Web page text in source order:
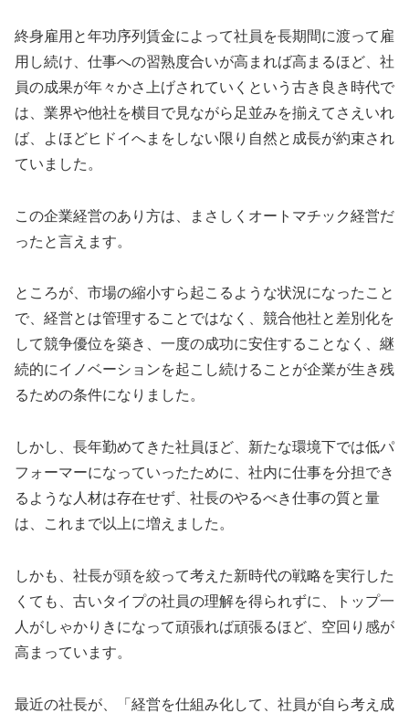
終身雇用と年功序列賃金によって社員を長期間に渡って雇
用し続け、仕事への習熟度合いが高まれば高まるほど、社
員の成果が年々かさ上げされていくという古き良き時代で
は、業界や他社を横目で見ながら足並みを揃えてさえいれ
ば、よほどヒドイへまをしない限り自然と成長が約束され
ていました。
この企業経営のあり方は、まさしくオートマチック経営だ
ったと言えます。
ところが、市場の縮小すら起こるような状況になったこと
で、経営とは管理することではなく、競合他社と差別化を
して競争優位を築き、一度の成功に安住することなく、継
続的にイノベーションを起こし続けることが企業が生き残
るための条件になりました。
しかし、長年勤めてきた社員ほど、新たな環境下では低パ
フォーマーになっていったために、社内に仕事を分担でき
るような人材は存在せず、社長のやるべき仕事の質と量
は、これまで以上に増えました。
しかも、社長が頭を絞って考えた新時代の戦略を実行した
くても、古いタイプの社員の理解を得られずに、トップ一
人がしゃかりきになって頑張れば頑張るほど、空回り感が
高まっています。
最近の社長が、「経営を仕組み化して、社員が自ら考え成